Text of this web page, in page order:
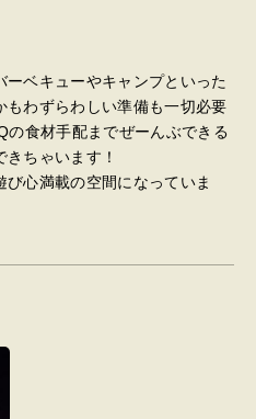
ベキューやキャンプといった
わずらわしい準備も一切必要
の食材手配までぜーんぶできる
ちゃいます！
心満載の空間になっていま